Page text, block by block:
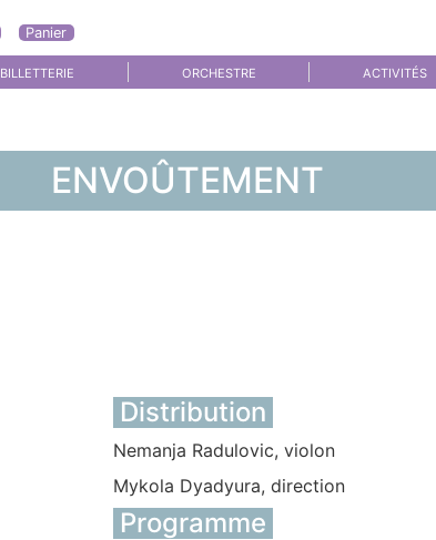
Panier
BILLETTERIE ORCHESTRE ACTIVITÉS
ENVOÛTEMENT
Distribution
Nemanja Radulovic, violon
Mykola Dyadyura, direction
Programme